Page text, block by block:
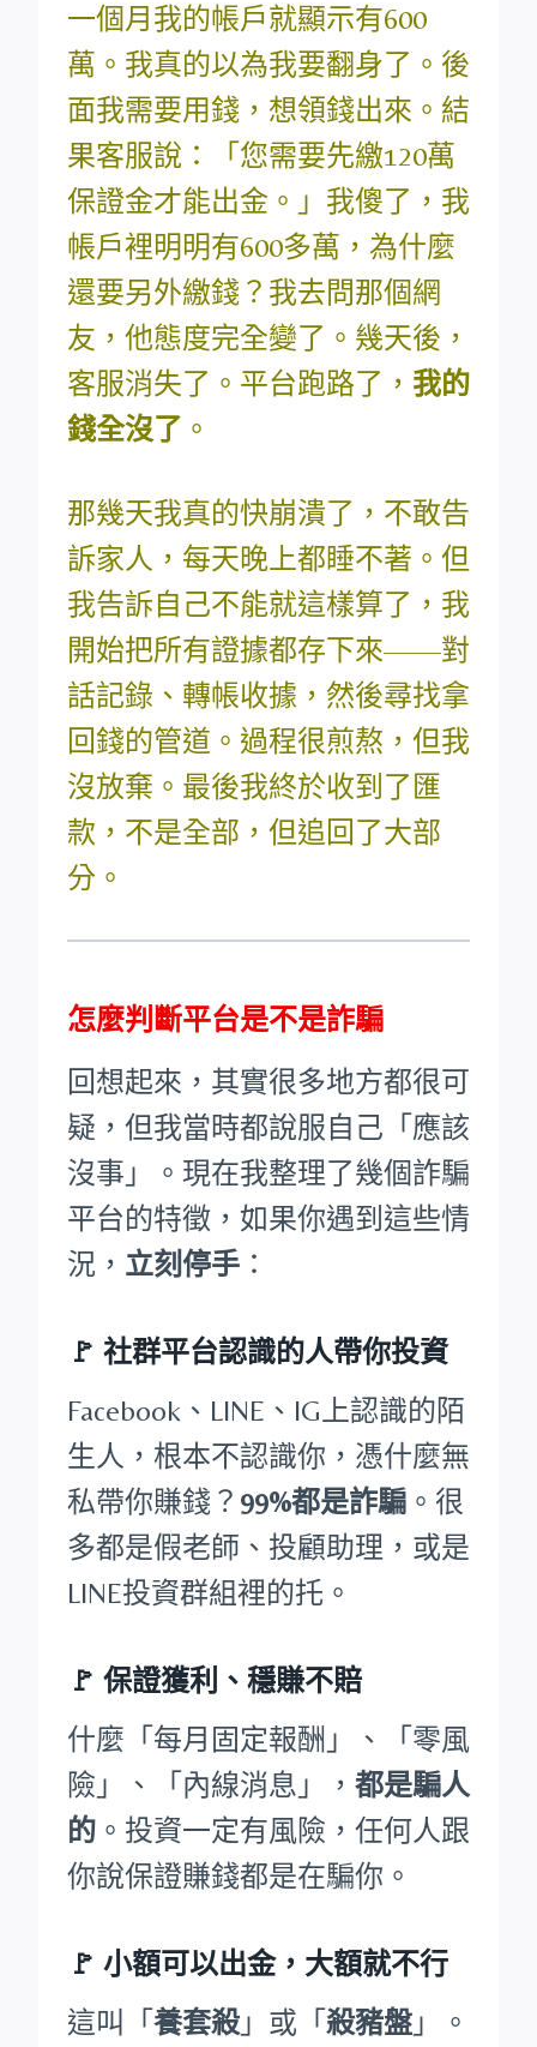
一個月我的帳戶就顯示有600
萬。我真的以為我要翻身了。後
面我需要用錢，想領錢出來。結
果客服說：「您需要先繳120萬
保證金才能出金。」我傻了，我
帳戶裡明明有600多萬，為什麼
還要另外繳錢？我去問那個網
友，他態度完全變了。幾天後，
客服消失了。平台跑路了， 我的
錢全沒了 。
那幾天我真的快崩潰了，不敢告
訴家人，每天晚上都睡不著。但
我告訴自己不能就這樣算了，我
開始把所有證據都存下來——對
話記錄、轉帳收據，然後尋找拿
回錢的管道。過程很煎熬，但我
沒放棄。最後我終於收到了匯
款，不是全部，但追回了大部
分。
怎麼判斷平台是不是詐騙
回想起來，其實很多地方都很可
疑，但我當時都說服自己「應該
沒事」。現在我整理了幾個詐騙
平台的特徵，如果你遇到這些情
況， 立刻停手 ：
🚩 社群平台認識的人帶你投資
Facebook、LINE、IG上認識的陌
生人，根本不認識你，憑什麼無
私帶你賺錢？ 99%都是詐騙 。很
多都是假老師、投顧助理，或是
LINE投資群組裡的托。
🚩 保證獲利、穩賺不賠
什麼「每月固定報酬」、「零風
險」、「內線消息」， 都是騙人
的 。投資一定有風險，任何人跟
你說保證賺錢都是在騙你。
🚩 小額可以出金，大額就不行
這叫「 養套殺」或「 殺豬盤 」。